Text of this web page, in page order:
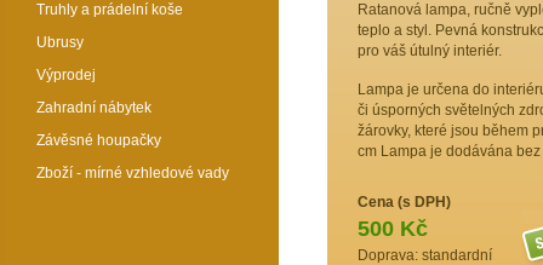
Ratanová lampa, ručně
teplo a styl. Pevná
pro váš útulný interiér.
Lampa je určena do
či úsporných světelných
žárovky, které jsou během
cm Lampa je dodávána
Cena (s DPH)
500 Kč
Doprava: standardní
Truhly a prádelní koše
Ubrusy
Výprodej
Zahradní nábytek
Závěsné houpačky
Zboží - mírné vzhledové vady